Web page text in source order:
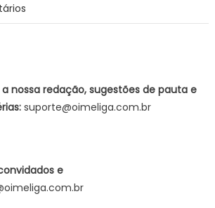
nossa redação, sugestões de pauta e
suporte@oimeliga.com.br
e